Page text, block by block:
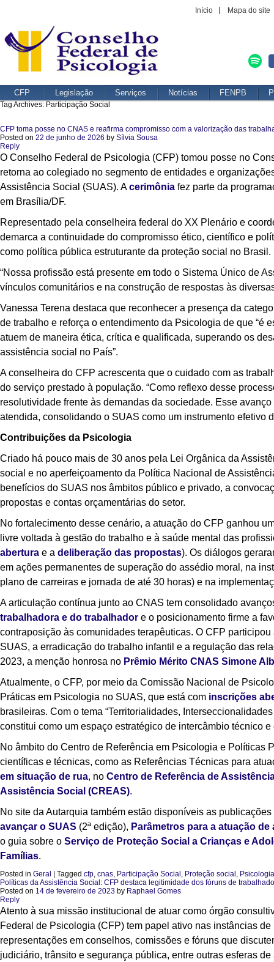
Início Mapa do site
CFP Legislação Serviços Notícias FENPB
Tag Archives: Participação Social
CFP toma posse no CNAS e reafirma compromisso com a valorização das
Posted on 22 de junho de 2026 by Sílvia Sousa
Reply
O Conselho Federal de Psicologia (CFP) tomou posse no
retorna ao colegiado no segmento de entidades e
Assistência Social (SUAS). Acerimônia fez parte da
em Brasília/DF.
Representado pela conselheira federal do XX Plenário e
demarca a continuidade do compromisso ético, científico e
como política pública estruturante da proteção social no Brasil.
“Nossa profissão está presente em todo o Sistema Único de
vínculos comunitários e na construção de respostas às
Vanessa Terena destaca que reconhecer a presença da
de trabalho e reforça o entendimento da Psicologia de que
atuem de maneira ética, crítica e qualificada, superando os
assistência social no País”.
A conselheira do CFP acrescenta que o cuidado com as
do serviço prestado à população. “Como reflexo desse
resolutividade frente às demandas da sociedade. Esse
atendida, consolidando o SUAS como um instrumento efetivo
Contribuições da Psicologia
Criado há pouco mais de 30 anos pela Lei Orgânica da
social e no aperfeiçoamento da Política Nacional de
benefícios do SUAS nos âmbitos público e privado, a
propostas e contas orçamentárias do setor.
No fortalecimento desse cenário, a atuação do CFP ganhou
livre voltada à gestão do trabalho e à saúde mental das
abertura e a deliberação das propostas). Os diálogos
em ações permanentes de superação do assédio moral, na
plano de carreiras e jornada de até 30 horas) e na
A articulação contínua junto ao CNAS tem consolidado
trabalhadora e do trabalhador e o posicionamento firme a
contraposição às comunidades terapêuticas. O CFP
SUAS, a erradicação do trabalho infantil e a regulação das
2023, a menção honrosa no Prêmio Mérito CNAS Simone
Atualmente, o CFP, por meio da Comissão Nacional de
Práticas em Psicologia no SUAS, que está com inscrições
brasileiras. Com o tema “Territorialidades,
constitui como um espaço estratégico de intercâmbio técnico e
No âmbito do Centro de Referência em Psicologia e Políticas
científicas e técnicas, como as Referências Técnicas para
em situação de rua, no Centro de Referência de
Assistência Social (CREAS).
No site da Autarquia também estão disponíveis as publicações
avançar o SUAS (2ª edição), Parâmetros para a atuação
o guia sobre o Serviço de Proteção Social a Crianças e
Famílias.
Posted in Geral Tagged cfp, cnas, Participação Social , Proteção social , Psicologia
Políticas da Assistência Social: CFP destaca legitimidade dos fóruns de
Posted on 14 de fevereiro de 2023 by Raphael Gomes
Reply
Atento à sua missão institucional de atuar como órgão
Federal de Psicologia (CFP) tem papel ativo nas instâncias
representações em conselhos, comissões e fóruns que
judiciário, trânsito e segurança pública, entre outras esferas de